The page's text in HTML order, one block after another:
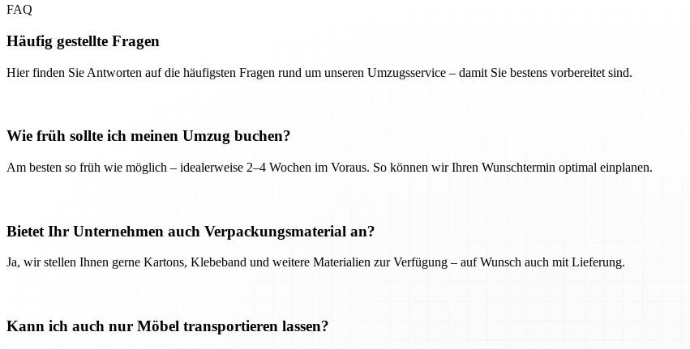
FAQ
Häufig gestellte Fragen
Hier finden Sie Antworten auf die häufigsten Fragen rund um unseren Umzugsservice – damit Sie bestens vorbereitet sind.
Wie früh sollte ich meinen Umzug buchen?
Am besten so früh wie möglich – idealerweise 2–4 Wochen im Voraus. So können wir Ihren Wunschtermin optimal einplanen.
Bietet Ihr Unternehmen auch Verpackungsmaterial an?
Ja, wir stellen Ihnen gerne Kartons, Klebeband und weitere Materialien zur Verfügung – auf Wunsch auch mit Lieferung.
Kann ich auch nur Möbel transportieren lassen?